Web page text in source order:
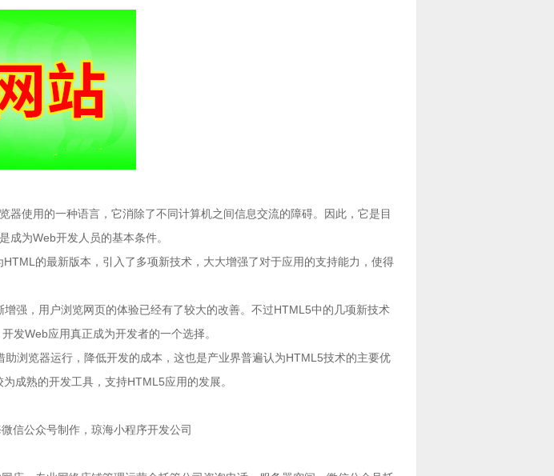
使用的一种语言，它消除了不同计算机之间信息交流的障碍。因此，它是目
成为Web开发人员的基本条件。
的最新版本，引入了多项新技术，大大增强了对于应用的支持能力，使得
强，用户浏览网页的体验已经有了较大的改善。不过HTML5中的几项新技术
发Web应用真正成为开发者的一个选择。
浏览器运行，降低开发的成本，这也是产业界普遍认为HTML5技术的主要优
成熟的开发工具，支持HTML5应用的发展。
信公众号制作 ， 琼海小程序开发公司